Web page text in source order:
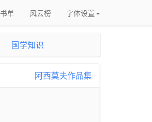
书单 风云榜 字体设置
国学知识
阿西莫夫作品集